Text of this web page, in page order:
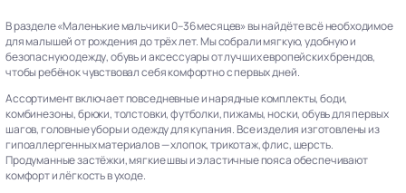
В разделе «Маленькие мальчики 0–36 месяцев» вы найдёте всё необходимое
для малышей от рождения до трёх лет. Мы собрали мягкую, удобную и
безопасную одежду, обувь и аксессуары от лучших европейских брендов,
чтобы ребёнок чувствовал себя комфортно с первых дней.
Ассортимент включает повседневные и нарядные комплекты, боди,
комбинезоны, брюки, толстовки, футболки, пижамы, носки, обувь для первых
шагов, головные уборы и одежду для купания. Все изделия изготовлены из
гипоаллергенных материалов — хлопок, трикотаж, флис, шерсть.
Продуманные застёжки, мягкие швы и эластичные пояса обеспечивают
комфорт и лёгкость в уходе.